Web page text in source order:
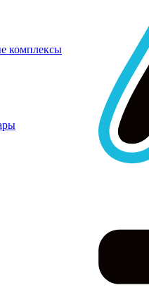
комплексы